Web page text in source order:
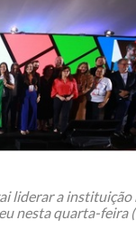
liderar a instituição
nesta quarta-feira